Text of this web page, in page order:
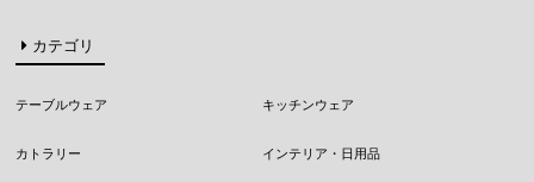
カテゴリ
テーブルウェア キッチンウェア
カトラリー インテリア・日用品